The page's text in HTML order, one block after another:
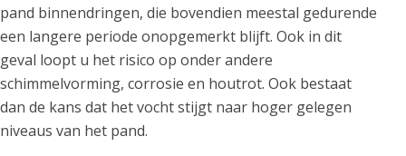
pand binnendringen, die bovendien meestal gedurende
een langere periode onopgemerkt blijft. Ook in dit
geval loopt u het risico op onder andere
schimmelvorming, corrosie en houtrot. Ook bestaat
dan de kans dat het vocht stijgt naar hoger gelegen
niveaus van het pand.